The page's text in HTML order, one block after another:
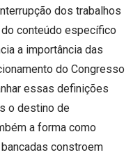
dos trabalhos
conteúdo específico
a importância das
do Congresso
essas definições
o destino de
a forma como
constroem